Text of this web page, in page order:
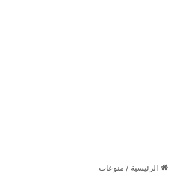
الرئيسية / منوعات